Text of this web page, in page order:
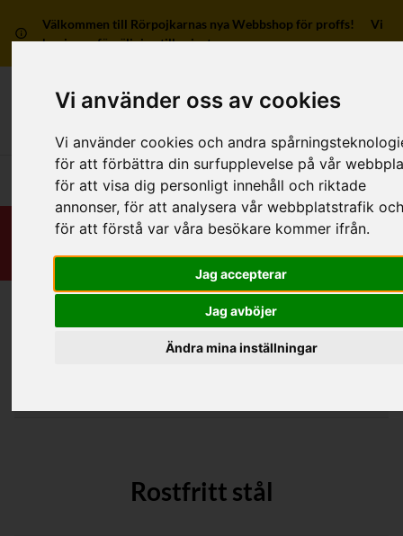
Vi använder oss av cookies
Vi använder cookies och andra
för att förbättra din surfupplevelse på vår
för att visa dig personligt innehåll och riktade
annonser, för att analysera vår webbplatstrafik
för att förstå var våra besökare kommer ifrån.
Jag accepterar
Jag avböjer
Ändra mina inställningar
Välkommen till Rörpojkarnas nya Webbshop för proffs! Vi
har ingen försäljning till privatpersoner.
Huvudmeny
/ Vatten/Värme/Gas
Rostfritt stål